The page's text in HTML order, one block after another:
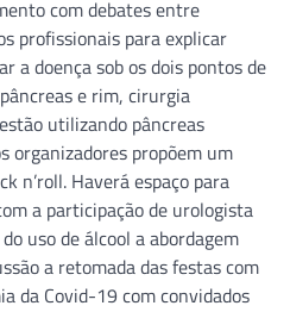
com debates entre
profissionais para explicar
a doença sob os dois pontos de
e rim, cirurgia
utilizando pâncreas
organizadores propõem um
n’roll. Haverá espaço para
a participação de urologista
uso de álcool a abordagem
a retomada das festas com
da Covid-19 com convidados